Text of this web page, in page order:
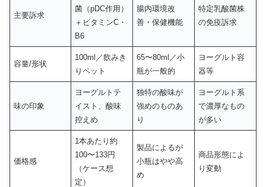
主要訴求
菌（pDC作用）
＋ビタミンC・
B6
腸内環境改
善・保健機能
特定乳酸菌株
の免疫訴求
容量/形状
100ml／飲みき
りペット
65〜80ml／小
瓶が一般的
ヨーグルト容
器等
味の印象
ヨーグルトテ
イスト、酸味
控えめ
独特の酸味が
強めのものあ
り
ヨーグルト系
で濃厚なもの
が多い
価格感
1本あたり約
100〜133円
（ケース想
定）
製品によるが
小瓶はやや高
め
商品形態によ
り変動